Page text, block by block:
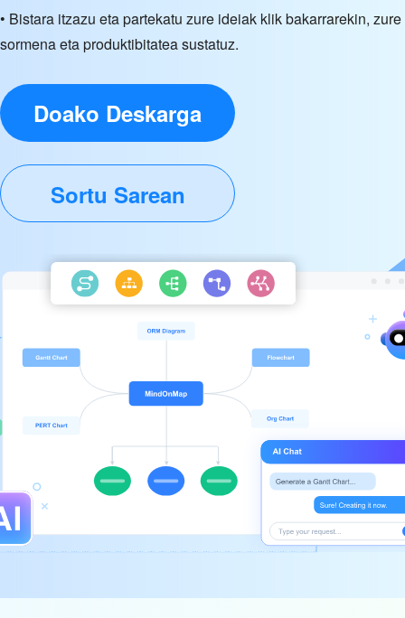
• Bistara itzazu eta partekatu zure ideiak klik bakarrarekin, zure
sormena eta produktibitatea sustatuz.
Doako Deskarga
Sortu Sarean